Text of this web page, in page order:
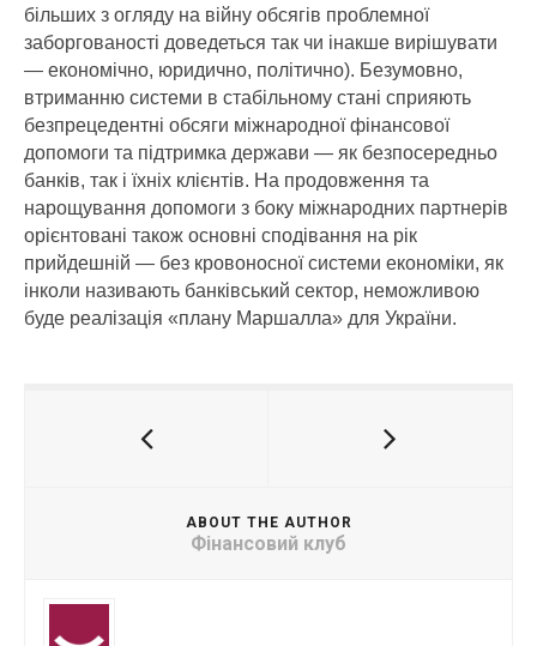
більших з огляду на війну обсягів проблемної
заборгованості доведеться так чи інакше вирішувати
— економічно, юридично, політично). Безумовно,
втриманню системи в стабільному стані сприяють
безпрецедентні обсяги міжнародної фінансової
допомоги та підтримка держави — як безпосередньо
банків, так і їхніх клієнтів. На продовження та
нарощування допомоги з боку міжнародних партнерів
орієнтовані також основні сподівання на рік
прийдешній — без кровоносної системи економіки, як
інколи називають банківський сектор, неможливою
буде реалізація «плану ­Маршалла» для України.
ABOUT THE AUTHOR
Фінансовий клуб